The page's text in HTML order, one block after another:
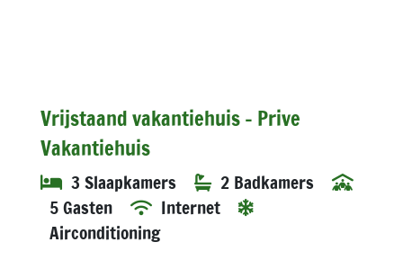
Vrijstaand vakantiehuis - Prive
Vakantiehuis
3 Slaapkamers
2 Badkamers
5 Gasten
Internet
Airconditioning